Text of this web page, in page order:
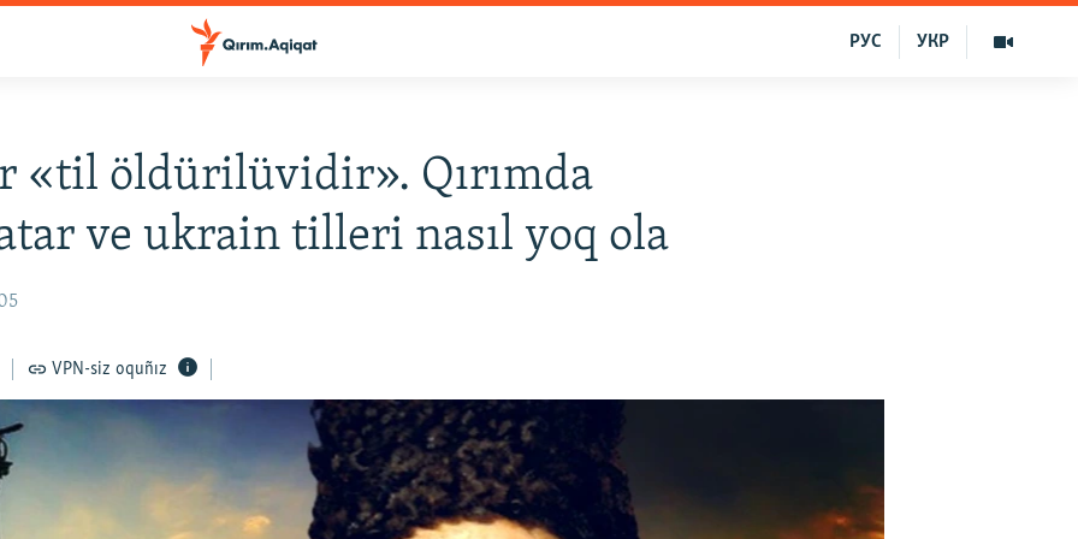
УКР
РУС
«til öldürilüvidir». Qırımda
ve ukrain tilleri nasıl yoq ola
VPN-siz oquñız